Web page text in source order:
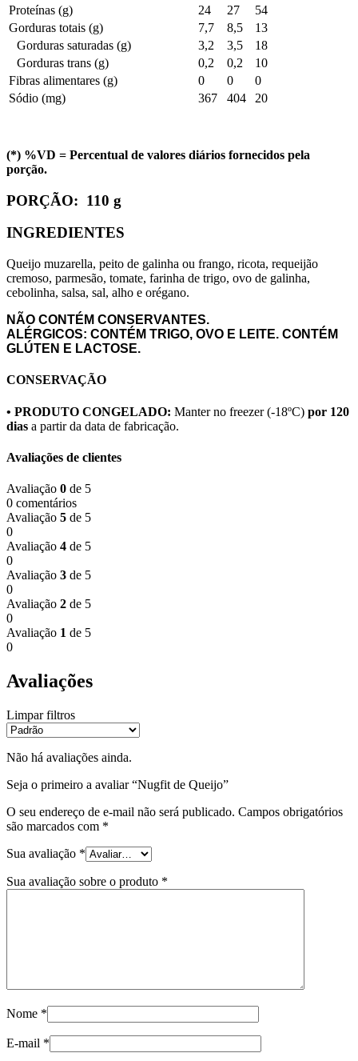
Proteínas (g)
24 27
54
Gorduras totais (g)
7,7 8,5
13
Gorduras saturadas (g)
3,2 3,5
18
Gorduras trans (g)
0,2 0,2
10
Fibras alimentares (g)
0 0
0
Sódio (mg)
367 404 20
(*) %VD = Percentual de valores diários fornecidos pela
porção.
PORÇÃO: 110 g
INGREDIENTES
Queijo muzarella, peito de galinha ou frango, ricota, requeijão
cremoso, parmesão, tomate, farinha de trigo, ovo de galinha,
cebolinha, salsa, sal, alho e orégano.
NÃO CONTÉM CONSERVANTES.
ALÉRGICOS: CONTÉM TRIGO, OVO E LEITE. CONTÉM
GLÚTEN E LACTOSE.
CONSERVAÇÃO
• PRODUTO CONGELADO: Manter no freezer (-18ºC) por 120
dias a partir da data de fabricação.
Avaliações de clientes
Avaliação 0 de 5
0 comentários
Avaliação 5 de 5
0
Avaliação 4 de 5
0
Avaliação 3 de 5
0
Avaliação 2 de 5
0
Avaliação 1 de 5
0
Avaliações
Limpar filtros
Não há avaliações ainda.
Seja o primeiro a avaliar “Nugfit de Queijo”
O seu endereço de e-mail não será publicado. Campos obrigatórios
são marcados com *
Sua avaliação *
Sua avaliação sobre o produto *
Nome *
E-mail *